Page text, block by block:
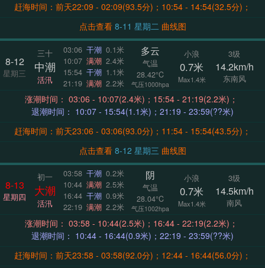
赶海时间：前天22:09 - 02:09(93.5分)；10:54 - 14:54(32.5分)；
点击查看
8-11 星期二 曲线图
8-12
星期三
三十
中潮
活汛
03:06 干潮 0.1米
10:07 满潮 2.4米
15:54 干潮 1.1米
21:19 满潮 2.2米
多云
气温
28.42°C
气压1000hpa
小浪
0.7米
Max1.4米
3级
14.2km/h
东南风
涨潮时间： 03:06 - 10:07(2.4米)；15:54 - 21:19(2.2米)；
退潮时间： 10:07 - 15:54(1.1米)；21:19 - 23:59(??米)
赶海时间：前天23:06 - 03:06(93.0分)；11:54 - 15:54(43.5分)；
点击查看
8-12 星期三 曲线图
8-13
星期四
初一
大潮
活汛
03:58 干潮 0.2米
10:44 满潮 2.5米
16:44 干潮 0.9米
22:19 满潮 2.2米
阴
气温
28.04°C
气压1002hpa
小浪
0.7米
Max1.4米
3级
14.5km/h
南风
涨潮时间： 03:58 - 10:44(2.5米)；16:44 - 22:19(2.2米)；
退潮时间： 10:44 - 16:44(0.9米)；22:19 - 23:59(??米)
赶海时间：前天23:58 - 03:58(92.0分)；12:44 - 16:44(56.0分)；